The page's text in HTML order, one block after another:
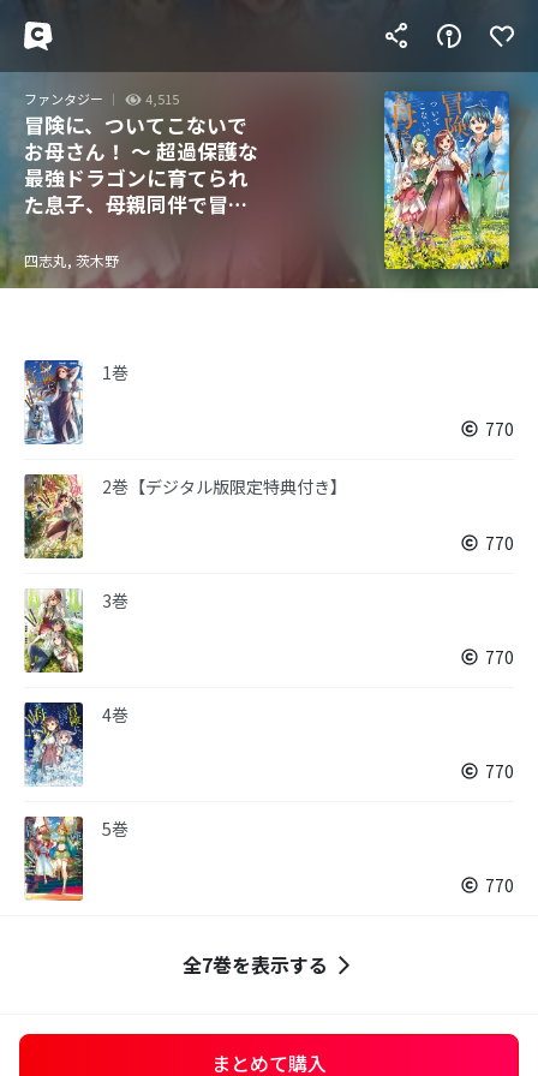
ファンタジー 4,515
冒険に、ついてこないで
お母さん！ ～ 超過保護な
最強ドラゴンに育てられ
た息子、母親同伴で冒険
四志丸, 茨木野
1巻
770
2巻【デジタル版限定特典付き】
770
3巻
770
4巻
770
5巻
770
全7巻を表示する
まとめて購入